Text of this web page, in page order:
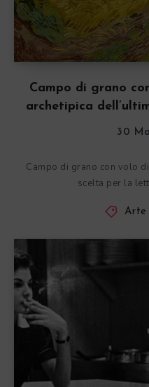
Campo di grano
archetipica
30
Campo di grano con volo
scelta per la
Arte